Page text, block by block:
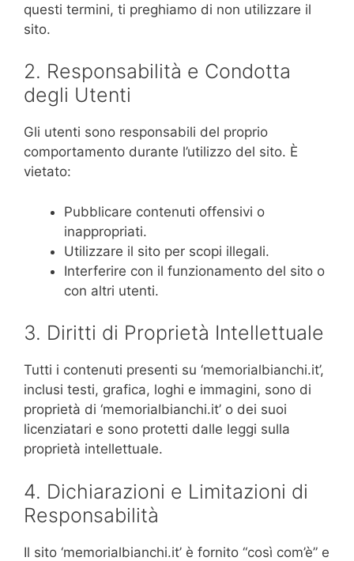
questi termini, ti preghiamo di non utilizzare il
sito.
2. Responsabilità e Condotta
degli Utenti
Gli utenti sono responsabili del proprio
comportamento durante l’utilizzo del sito. È
vietato:
Pubblicare contenuti offensivi o
inappropriati.
Utilizzare il sito per scopi illegali.
Interferire con il funzionamento del sito o
con altri utenti.
3. Diritti di Proprietà Intellettuale
Tutti i contenuti presenti su ‘memorialbianchi.it’,
inclusi testi, grafica, loghi e immagini, sono di
proprietà di ‘memorialbianchi.it’ o dei suoi
licenziatari e sono protetti dalle leggi sulla
proprietà intellettuale.
4. Dichiarazioni e Limitazioni di
Responsabilità
Il sito ‘memorialbianchi.it’ è fornito “così com’è” e